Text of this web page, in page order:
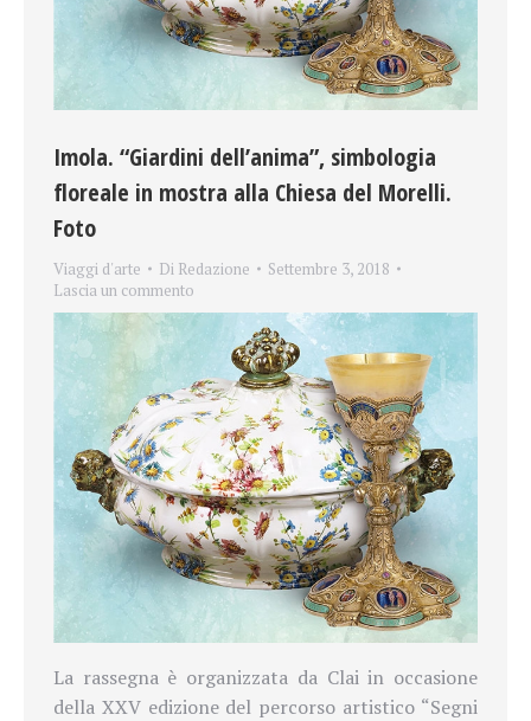
Imola. “Giardini dell’anima”, simbologia
floreale in mostra alla Chiesa del Morelli.
Foto
Viaggi d'arte Di Redazione
Settembre 3, 2018
Lascia un commento
La rassegna è organizzata da Clai in occasione
della XXV edizione del percorso artistico “Segni